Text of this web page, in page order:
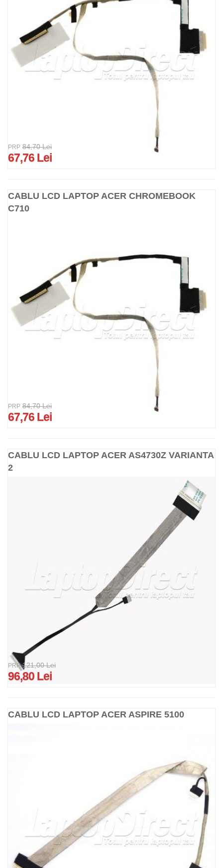
PRP 84,70 Lei
67,76 Lei
CABLU LCD LAPTOP ACER CHROMEBOOK
C710
PRP 84,70 Lei
67,76 Lei
CABLU LCD LAPTOP ACER AS4730Z VARIANTA
2
PRP 121,00 Lei
96,80 Lei
CABLU LCD LAPTOP ACER ASPIRE 5100